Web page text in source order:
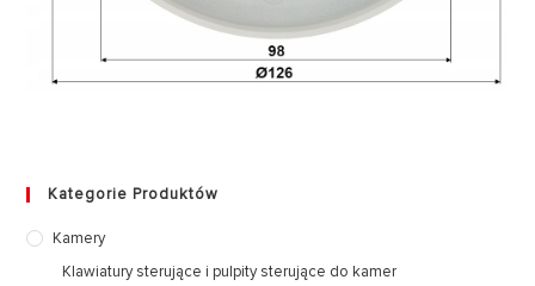
Kategorie Produktów
Kamery
Klawiatury sterujące i pulpity sterujące do kamer